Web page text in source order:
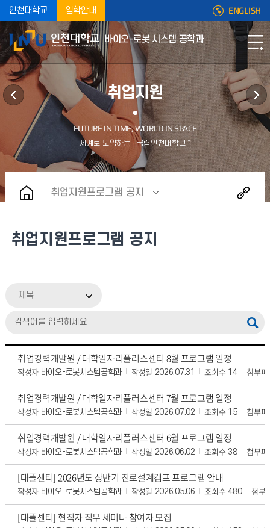
인천대학교 입학안내 ENGLISH
바이오-로봇 시스템 공학과
취업지원
취업지원프로그램 공지
취업지원프로그램 공지
제목
취업경력개발원 / 대학일자리플러스센터 8월 프로그램 일정
작성자 바이오-로봇시스템공학과 작성일 2026.07.31 조회수 14 첨부파
취업경력개발원 / 대학일자리플러스센터 7월 프로그램 일정
작성자 바이오-로봇시스템공학과 작성일 2026.07.02 조회수 15 첨부파
취업경력개발원 / 대학일자리플러스센터 6월 프로그램 일정
작성자 바이오-로봇시스템공학과 작성일 2026.06.02 조회수 38 첨부파
[대플센터] 2026년도 상반기 진로설계캠프 프로그램 안내
작성자 바이오-로봇시스템공학과 작성일 2026.05.06 조회수 480 첨부
[대플센터] 현직자 직무 세미나 참여자 모집